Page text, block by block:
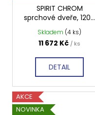
SPIRIT CHROM
sprchové dveře, 1200
mm, čiré sklo, GI1012
Skladem (4 ks)
11 672 Kč / ks
DETAIL
AKCE
NOVINKA